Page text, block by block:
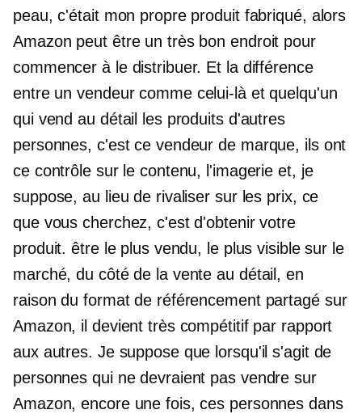
peau, c'était mon propre produit fabriqué, alors
Amazon peut être un très bon endroit pour
commencer à le distribuer. Et la différence
entre un vendeur comme celui-là et quelqu'un
qui vend au détail les produits d'autres
personnes, c'est ce vendeur de marque, ils ont
ce contrôle sur le contenu, l'imagerie et, je
suppose, au lieu de rivaliser sur les prix, ce
que vous cherchez, c'est d'obtenir votre
produit. être le plus vendu, le plus visible sur le
marché, du côté de la vente au détail, en
raison du format de référencement partagé sur
Amazon, il devient très compétitif par rapport
aux autres. Je suppose que lorsqu'il s'agit de
personnes qui ne devraient pas vendre sur
Amazon, encore une fois, ces personnes dans